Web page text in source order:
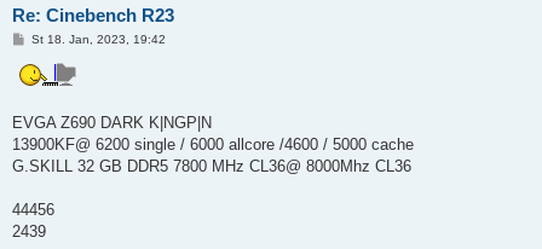
Re: Cinebench R23
P
í
s
v
o
k
St 18. Jan, 2023, 19:42
EVGA Z690 DARK K|NGP|N
13900KF@ 6200 single / 6000 allcore /4600 / 5000 cache
G.SKILL 32 GB DDR5 7800 MHz CL36@ 8000Mhz CL36
44456
2439